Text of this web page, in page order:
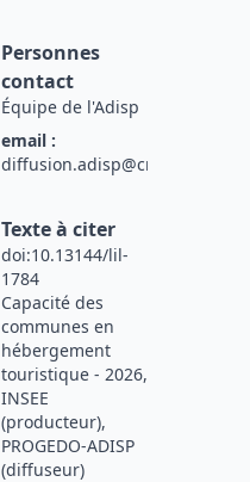
Personnes
contact
Équipe de l'Adisp
email :
diffusion.adisp@cnrs.fr
Texte à citer
doi:10.13144/lil-
1784
Capacité des
communes en
hébergement
touristique - 2026,
INSEE
(producteur),
PROGEDO-ADISP
(diffuseur)